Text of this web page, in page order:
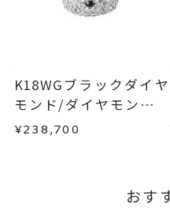
お届け予定日はご注文
不良品の場合、または
は、早急に商品を交換
はお問い合わせフォー
この場合の返送料は
で、着払いにてご返送
詳細はこちら
K18WGブラックダイヤ
モンド/ダイヤモンドピ
アス(片耳用)
¥238,700
おす